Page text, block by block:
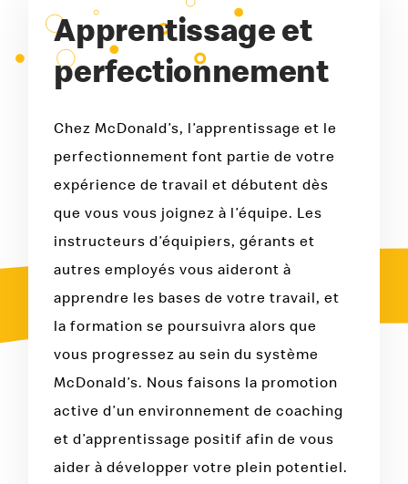
Apprentissage et
perfectionnement
Chez McDonald’s, l’apprentissage et le
perfectionnement font partie de votre
expérience de travail et débutent dès
que vous vous joignez à l’équipe. Les
instructeurs d’équipiers, gérants et
autres employés vous aideront à
apprendre les bases de votre travail, et
la formation se poursuivra alors que
vous progressez au sein du système
McDonald’s. Nous faisons la promotion
active d’un environnement de coaching
et d’apprentissage positif afin de vous
aider à développer votre plein potentiel.